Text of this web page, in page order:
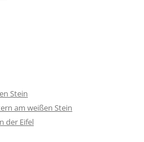
Stein
am weißen Stein
der Eifel